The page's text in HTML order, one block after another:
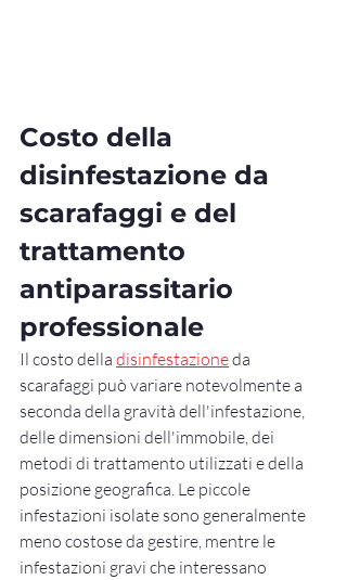
Costo della
disinfestazione da
scarafaggi e del
trattamento
antiparassitario
professionale
Il costo della disinfestazione da
scarafaggi può variare notevolmente a
seconda della gravità dell'infestazione,
delle dimensioni dell'immobile, dei
metodi di trattamento utilizzati e della
posizione geografica. Le piccole
infestazioni isolate sono generalmente
meno costose da gestire, mentre le
infestazioni gravi che interessano